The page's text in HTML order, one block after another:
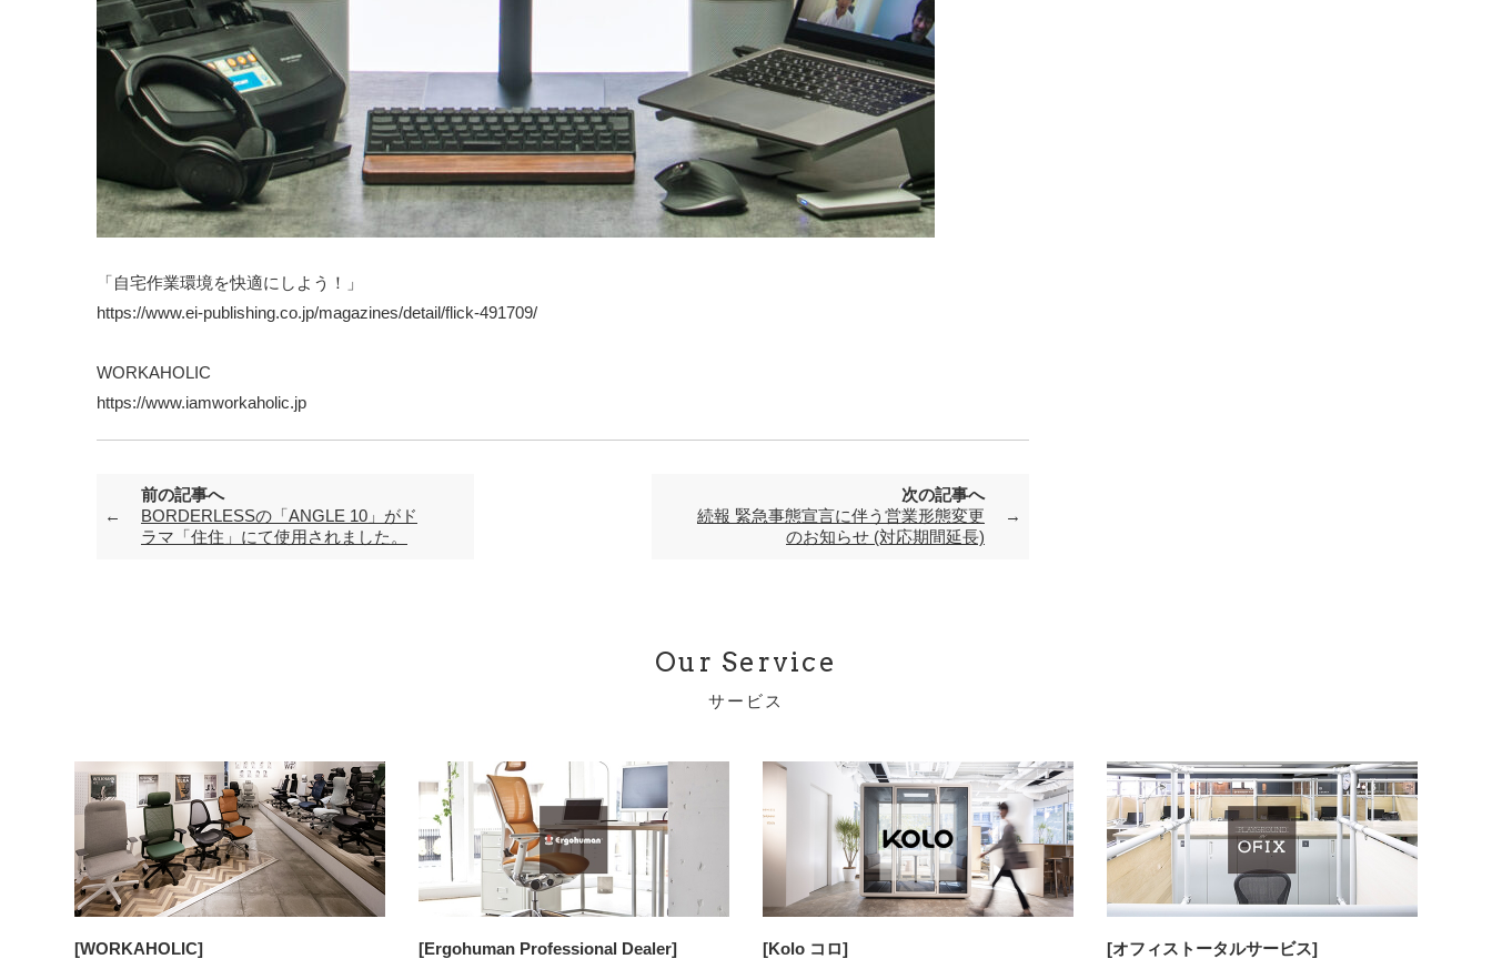
「自宅作業環境を快適にしよう！」
https://www.ei-publishing.co.jp/magazines/detail/flick-491709/
WORKAHOLIC
https://www.iamworkaholic.jp
前の記事へ
BORDERLESSの「ANGLE 10」がド
ラマ「住住」にて使用されました。
次の記事へ
続報 緊急事態宣言に伴う営業形態変更
のお知らせ (対応期間延長)
Our Service
サービス
[WORKAHOLIC]
[Ergohuman Professional Dealer]
[Kolo コロ]
[オフィストータルサービス]